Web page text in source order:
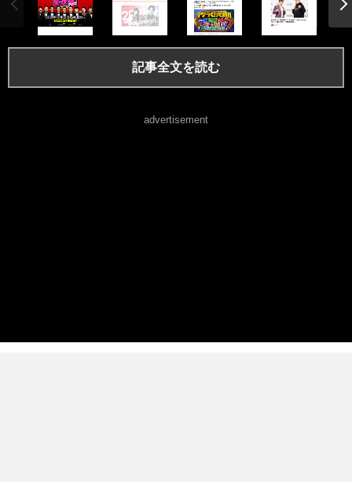
記事全文を読む
advertisement